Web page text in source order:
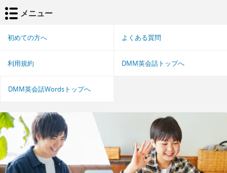
メニュー
初めての方へ よくある質問
利用規約 DMM英会話トップへ
DMM英会話Wordsトップへ